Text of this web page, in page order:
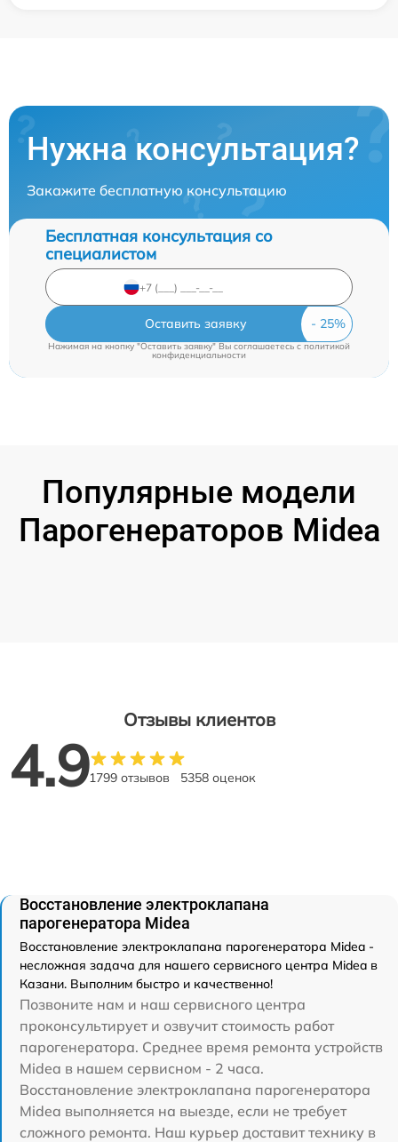
Нужна консультация?
Закажите бесплатную консультацию
Бесплатная консультация со
специалистом
Оставить заявку
Нажимая на кнопку "Оставить заявку" Вы соглашаетесь c политикой
конфиденциальности
Популярные модели
Парогенераторов Midea
Отзывы клиентов
4.91799 отзывов 5358 оценок
Восстановление электроклапана
парогенератора Midea
Восстановление электроклапана парогенератора Midea -
несложная задача для нашего сервисного центра Midea в
Казани. Выполним быстро и качественно!
Позвоните нам и наш сервисного центра
проконсультирует и озвучит стоимость работ
парогенератора. Среднее время ремонта устройств
Midea в нашем сервисном - 2 часа.
Восстановление электроклапана парогенератора
Midea выполняется на выезде, если не требует
сложного ремонта. Наш курьер доставит технику в